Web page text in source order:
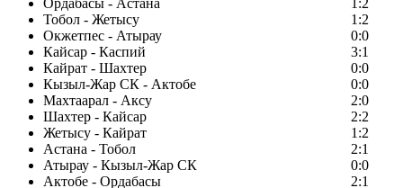
Ордабасы - Астана
1:2
Тобол - Жетысу
1:2
Окжетпес - Атырау
0:0
Кайсар - Каспий
3:1
Кайрат - Шахтер
0:0
Кызыл-Жар СК - Актобе
0:0
Махтаарал - Аксу
2:0
Шахтер - Кайсар
2:2
Жетысу - Кайрат
1:2
Астана - Тобол
2:1
Атырау - Кызыл-Жар СК
0:0
Актобе - Ордабасы
2:1